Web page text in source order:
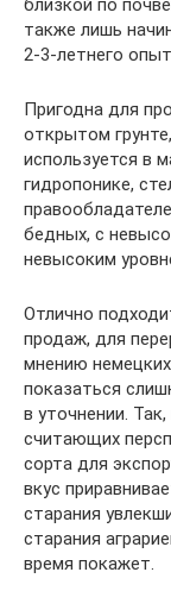
также лишь
2-3-летнего
Пригодна для
открытом
используется в
гидропонике,
бедных, с
невысоким
Отлично
продаж, для
мнению
показаться
в уточнении.
считающих
сорта для
вкус
старания
старания
время покажет.